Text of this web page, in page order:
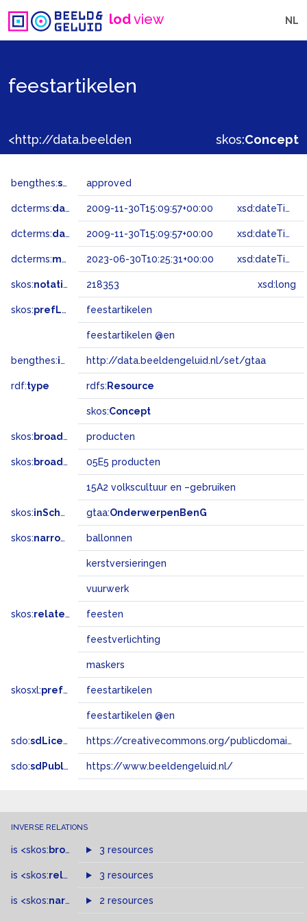
lodview NL
feestartikelen
skos:Concept
bengthes:status approved
dcterms:dateAccepted 2009-11-30T15:09:57+00:00 xsd:dateTime
dcterms:dateSubmitted 2009-11-30T15:09:57+00:00 xsd:dateTime
dcterms:modified 2023-06-30T10:25:31+00:00 xsd:dateTime
skos:notation 218353 xsd:long
skos:prefLabel feestartikelen
feestartikelen @en
bengthes:inSet http://data.beeldengeluid.nl/set/gtaa
rdf:type rdfs: Resource
skos:Concept
skos: broader producten
skos: broadMatch 05E5 producten
15A2 volkscultuur en –gebruiken
skos:inScheme gtaa:OnderwerpenBenG
skos:narrower ballonnen
kerstversieringen
vuurwerk
skos:related feesten
feestverlichting
maskers
skosxl:prefLabel feestartikelen
feestartikelen @en
sdo:sdLicense https://creativecommons.org/publicdomain/zero/1.0/
sdo:sdPublisher https://www.beeldengeluid.nl/
INVERSE RELATIONS
is <skos: broader > of
3 resources
is <skos:related > of3 resources
is <skos:narrowMatch >of
2 resources